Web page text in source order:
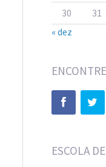
30
31
« dez
ESCOLA